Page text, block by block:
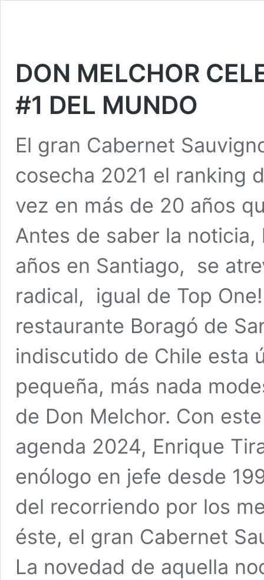
DON MELCHOR
#1 DEL MUNDO
El gran Cabernet
cosecha 2021 el ranking
vez en más de 20 años
Antes de saber la
años en Santiago, se
radical, igual de Top
restaurante Boragó de
indiscutido de Chile esta
pequeña, más nada
de Don Melchor. Con
agenda 2024, Enrique
enólogo en jefe desde
del recorriendo por los
éste, el gran Cabernet
La novedad de aquella